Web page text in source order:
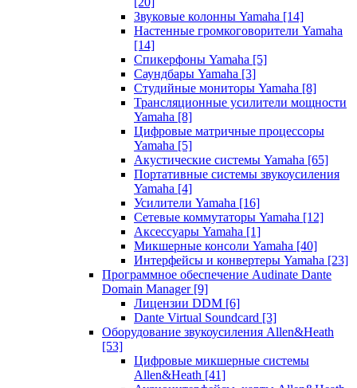
Звуковые колонны Yamaha [14]
Настенные громкоговорители Yamaha
[14]
Спикерфоны Yamaha [5]
Саундбары Yamaha [3]
Студийные мониторы Yamaha [8]
Трансляционные усилители мощности
Yamaha [8]
Цифровые матричные процессоры
Yamaha [5]
Акустические системы Yamaha [65]
Портативные системы звукоусиления
Yamaha [4]
Усилители Yamaha [16]
Сетевые коммутаторы Yamaha [12]
Аксессуары Yamaha [1]
Микшерные консоли Yamaha [40]
Интерфейсы и конвертеры Yamaha [23]
Программное обеспечение Audinate Dante
Domain Manager [9]
Лицензии DDM [6]
Dante Virtual Soundcard [3]
Оборудование звукоусиления Allen&Heath
[53]
Цифровые микшерные системы
Allen&Heath [41]